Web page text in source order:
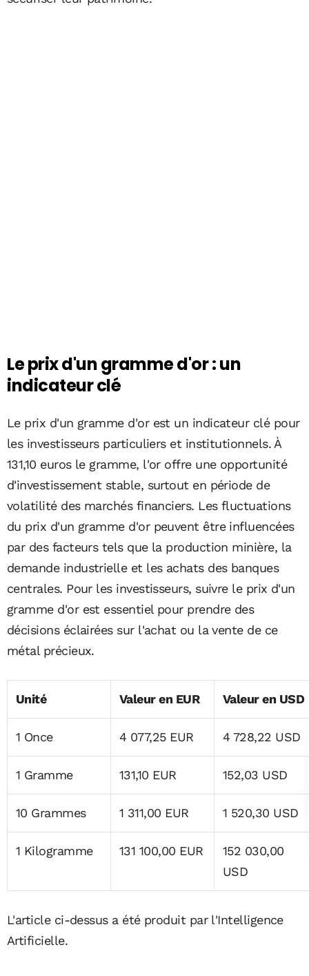
Le prix d'un gramme d'or : un
indicateur clé
Le prix d'un gramme d'or est un indicateur clé pour
les investisseurs particuliers et institutionnels. À
131,10 euros le gramme, l'or offre une opportunité
d'investissement stable, surtout en période de
volatilité des marchés financiers. Les fluctuations
du prix d'un gramme d'or peuvent être influencées
par des facteurs tels que la production minière, la
demande industrielle et les achats des banques
centrales. Pour les investisseurs, suivre le prix d'un
gramme d'or est essentiel pour prendre des
décisions éclairées sur l'achat ou la vente de ce
métal précieux.
Unité Valeur en EUR Valeur en USD
1 Once 4 077,25 EUR 4 728,22 USD
1 Gramme 131,10 EUR 152,03 USD
10 Grammes 1 311,00 EUR 1 520,30 USD
1 Kilogramme 131 100,00 EUR
152 030,00
USD
L'article ci-dessus a été produit par l'Intelligence
Artificielle.